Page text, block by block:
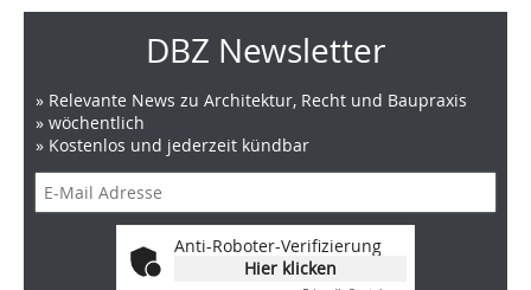
DBZ Newsletter
» Relevante News zu Architektur, Recht und Baupraxis
» wöchentlich
» Kostenlos und jederzeit kündbar
Anti-Roboter-Verifizierung
Hier klicken